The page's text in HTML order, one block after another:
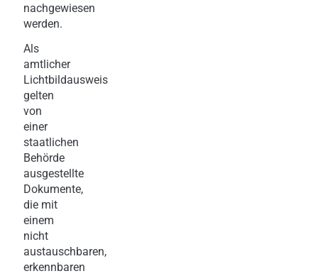
nachgewiesen
werden.
Als
amtlicher
Lichtbildausweis
gelten
von
einer
staatlichen
Behörde
ausgestellte
Dokumente,
die mit
einem
nicht
austauschbaren,
erkennbaren